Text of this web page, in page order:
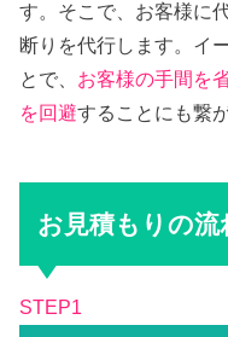
す。そこで、お客様に
断りを代行します。イ
とで、 お客様の手間を
を回避することにも繋
お見積もりの流
STEP1